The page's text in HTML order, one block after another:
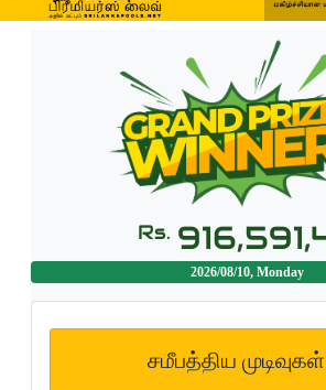
Rs.
2026/08/10, Monday
சமீபத்திய முடிவுகள்